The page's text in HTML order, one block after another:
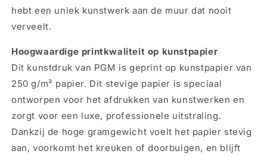
hebt een uniek kunstwerk aan de muur dat nooit
verveelt.
Hoogwaardige printkwaliteit op kunstpapier
Dit kunstdruk van PGM is geprint op kunstpapier van
250 g/m² papier. Dit stevige papier is speciaal
ontworpen voor het afdrukken van kunstwerken en
zorgt voor een luxe, professionele uitstraling.
Dankzij de hoge gramgewicht voelt het papier stevig
aan, voorkomt het kreuken of doorbuigen, en blijft